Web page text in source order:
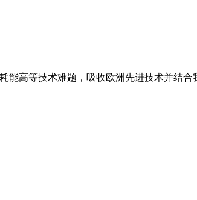
能高等技术难题，吸收欧洲先进技术并结